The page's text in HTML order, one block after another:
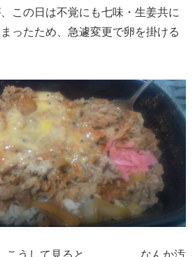
この日は不覚にも七味・生姜共に
ったため、急遽変更で卵を掛ける
こうして見ると……………なんか汚